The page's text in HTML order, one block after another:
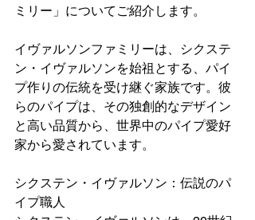
ミリー」についてご紹介します。
イヴァルソンファミリーは、シクステ
ン・イヴァルソンを始祖とする、パイ
プ作りの伝統を受け継ぐ家族です。彼
らのパイプは、その独創的なデザイン
と高い品質から、世界中のパイプ愛好
家から愛されています。
シクステン・イヴァルソン：伝説のパ
イプ職人